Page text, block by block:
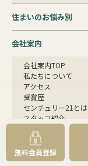
住まいのお悩み別
会社案内
会社案内TOP
私たちについて
アクセス
受賞歴
センチュリー21とは
スタッフ紹介
お客様の声
成約事例
スタッフブログ
お知らせ
無料会員登録